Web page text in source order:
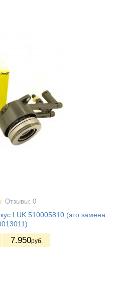
Отзывы: 0
LUK 510005810 (это замена
7.950руб.